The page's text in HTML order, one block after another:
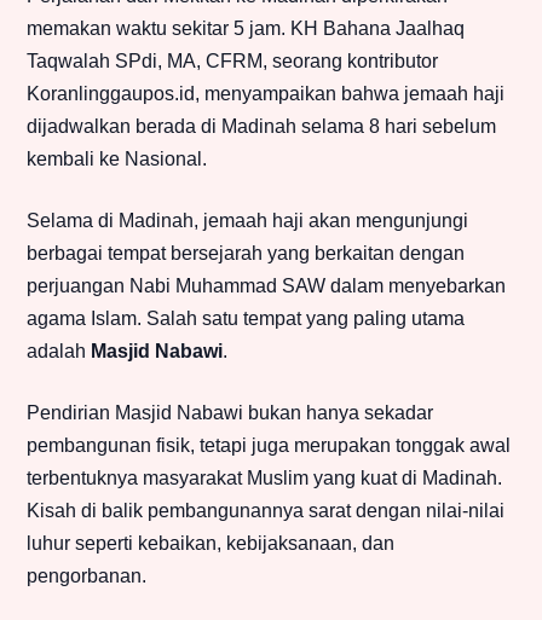
memakan waktu sekitar 5 jam. KH Bahana Jaalhaq
Taqwalah SPdi, MA, CFRM, seorang kontributor
Koranlinggaupos.id, menyampaikan bahwa jemaah haji
dijadwalkan berada di Madinah selama 8 hari sebelum
kembali ke Nasional.
Selama di Madinah, jemaah haji akan mengunjungi
berbagai tempat bersejarah yang berkaitan dengan
perjuangan Nabi Muhammad SAW dalam menyebarkan
agama Islam. Salah satu tempat yang paling utama
adalah Masjid Nabawi.
Pendirian Masjid Nabawi bukan hanya sekadar
pembangunan fisik, tetapi juga merupakan tonggak awal
terbentuknya masyarakat Muslim yang kuat di Madinah.
Kisah di balik pembangunannya sarat dengan nilai-nilai
luhur seperti kebaikan, kebijaksanaan, dan
pengorbanan.